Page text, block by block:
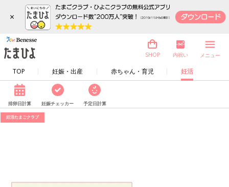
×
TOP 妊娠・出産 赤ちゃん・育児 妊活
SHOP 内祝い メニュー
排卵日計算 妊娠チェッカー 予定日計算
妊活たまごクラブ